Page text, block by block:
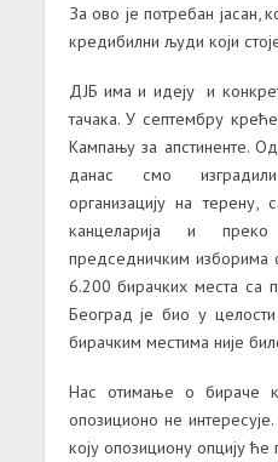
За ово је потребан јасан,
кредибилни људи који
ДЈБ има и идеју и
тачака. У септембру
Кампању за апстиненте.
данас смо
организацију на
канцеларија и
председничким изборима
6.200 бирачких места са
Београд је био у
бирачким местима није
Нас отимање о бираче
опозиционо не
коју опозициону опцију ће